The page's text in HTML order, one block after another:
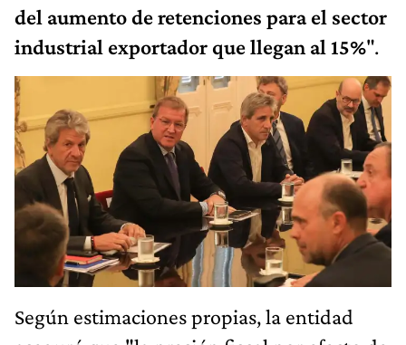
del aumento de retenciones para el sector
industrial exportador que llegan al 15%".
Según estimaciones propias, la entidad